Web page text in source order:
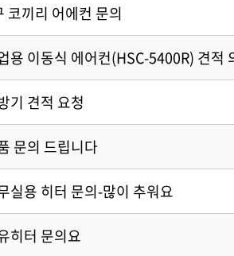
코끼리 어에컨 문의
용 이동식 에어컨(HSC-5400R) 견적
기 견적 요청
문의 드립니다
실용 히터 문의-많이 추워요
히터 문의요